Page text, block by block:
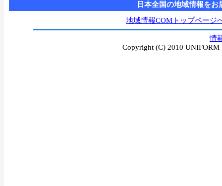
日本全国の地域情報をお
地域情報COMトップページ
情
Copyright (C) 2010